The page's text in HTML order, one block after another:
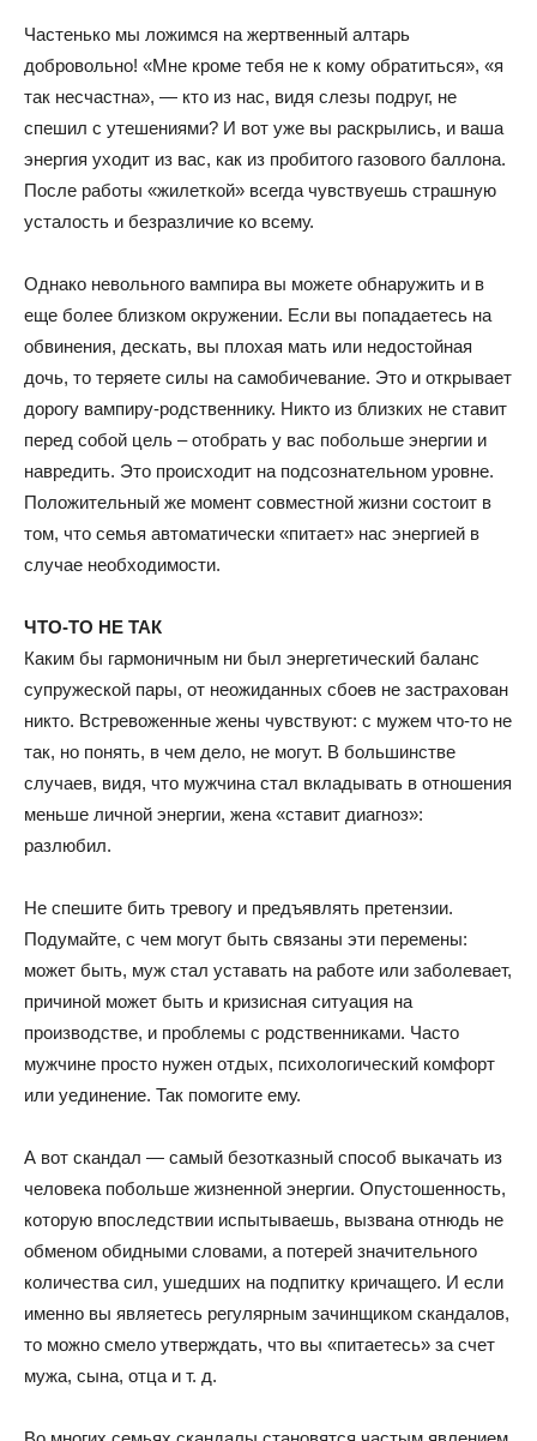
Частенько мы ложимся на жертвенный алтарь
добровольно! «Мне кроме тебя не к кому обратиться», «я
так несчастна», — кто из нас, видя слезы подруг, не
спешил с утешениями? И вот уже вы раскрылись, и ваша
энергия уходит из вас, как из пробитого газового баллона.
После работы «жилеткой» всегда чувствуешь страшную
усталость и безразличие ко всему.
Однако невольного вампира вы можете обнаружить и в
еще более близком окружении. Если вы попадаетесь на
обвинения, дескать, вы плохая мать или недостойная
дочь, то теряете силы на самобичевание. Это и открывает
дорогу вампиру-родственнику. Никто из близких не ставит
перед собой цель – отобрать у вас побольше энергии и
навредить. Это происходит на подсознательном уровне.
Положительный же момент совместной жизни состоит в
том, что семья автоматически «питает» нас энергией в
случае необходимости.
ЧТО-ТО НЕ ТАК
Каким бы гармоничным ни был энергетический баланс
супружеской пары, от неожиданных сбоев не застрахован
никто. Встревоженные жены чувствуют: с мужем что-то не
так, но понять, в чем дело, не могут. В большинстве
случаев, видя, что мужчина стал вкладывать в отношения
меньше личной энергии, жена «ставит диагноз»:
разлюбил.
Не спешите бить тревогу и предъявлять претензии.
Подумайте, с чем могут быть связаны эти перемены:
может быть, муж стал уставать на работе или заболевает,
причиной может быть и кризисная ситуация на
производстве, и проблемы с родственниками. Часто
мужчине просто нужен отдых, психологический комфорт
или уединение. Так помогите ему.
А вот скандал — самый безотказный способ выкачать из
человека побольше жизненной энергии. Опустошенность,
которую впоследствии испытываешь, вызвана отнюдь не
обменом обидными словами, а потерей значительного
количества сил, ушедших на подпитку кричащего. И если
именно вы являетесь регулярным зачинщиком скандалов,
то можно смело утверждать, что вы «питаетесь» за счет
мужа, сына, отца и т. д.